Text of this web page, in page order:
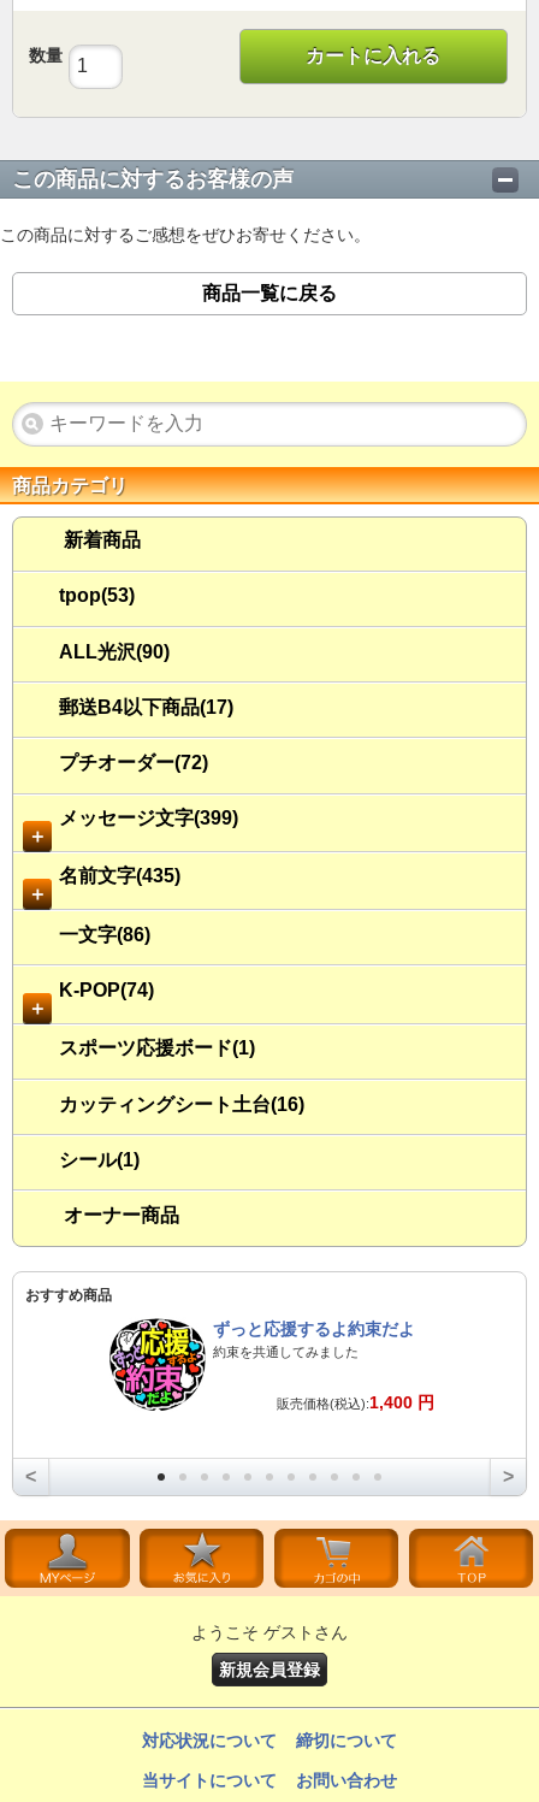
数量 カートに入れる
この商品に対するお客様の声
この商品に対するご感想をぜひお寄せください。
商品一覧に戻る
商品カテゴリ
新着商品
tpop(53)
ALL光沢(90)
郵送B4以下商品(17)
プチオーダー(72)
＋
メッセージ文字(399)
＋
名前文字(435)
一文字(86)
＋
K-POP(74)
スポーツ応援ボード(1)
カッティングシート土台(16)
シール(1)
オーナー商品
おすすめ商品
ずっと応援するよ約束だよ
約束を共通してみました
販売価格(税込):1,400 円
< >
ようこそ ゲストさん
新規会員登録
対応状況について 締切について
当サイトについて お問い合わせ